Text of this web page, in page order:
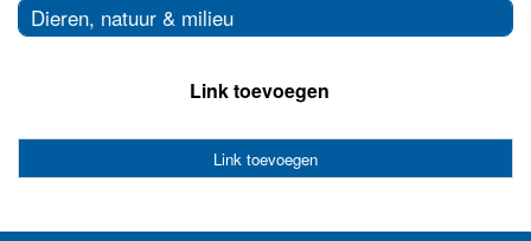
Dieren, natuur & milieu
Link toevoegen
Link toevoegen